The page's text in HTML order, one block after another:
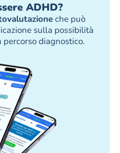
ADHD?
che può
sulla possibilità
diagnostico.